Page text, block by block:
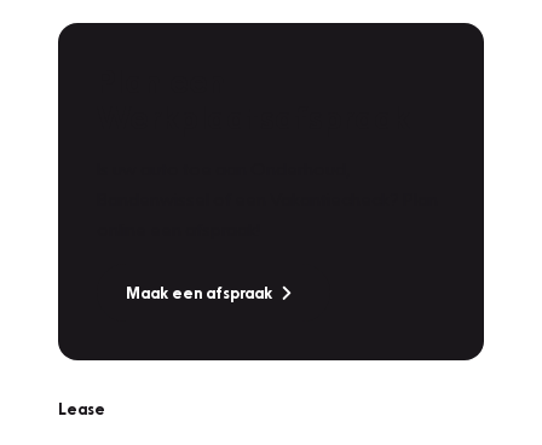
Maak een afspraak
Lease